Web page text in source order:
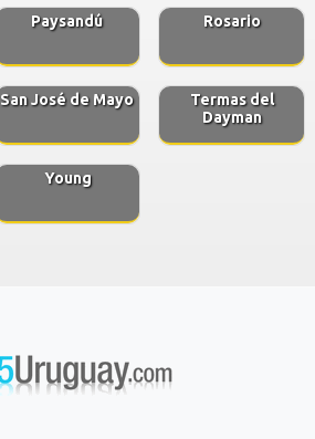
Paysandú Rosario
San José de Mayo
Termas del
Dayman
Young